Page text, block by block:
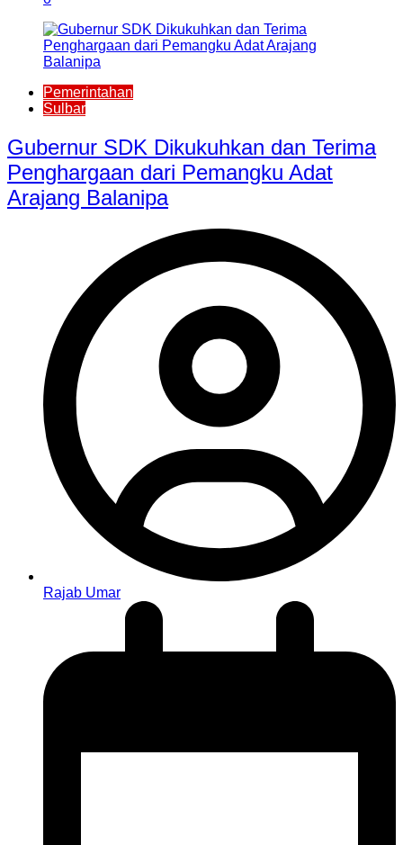
Pemerintahan
Sulbar
Gubernur SDK Dikukuhkan dan Terima
Penghargaan dari Pemangku Adat
Arajang Balanipa
Rajab Umar